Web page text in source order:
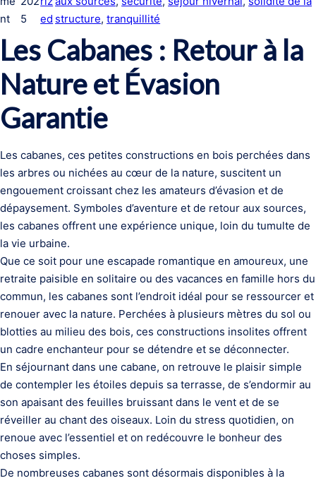
nt
5
ed structure, tranquillité
Les Cabanes : Retour à la
Nature et Évasion
Garantie
Les cabanes, ces petites constructions en bois perchées dans
les arbres ou nichées au cœur de la nature, suscitent un
engouement croissant chez les amateurs d’évasion et de
dépaysement. Symboles d’aventure et de retour aux sources,
les cabanes offrent une expérience unique, loin du tumulte de
la vie urbaine.
Que ce soit pour une escapade romantique en amoureux, une
retraite paisible en solitaire ou des vacances en famille hors du
commun, les cabanes sont l’endroit idéal pour se ressourcer et
renouer avec la nature. Perchées à plusieurs mètres du sol ou
blotties au milieu des bois, ces constructions insolites offrent
un cadre enchanteur pour se détendre et se déconnecter.
En séjournant dans une cabane, on retrouve le plaisir simple
de contempler les étoiles depuis sa terrasse, de s’endormir au
son apaisant des feuilles bruissant dans le vent et de se
réveiller au chant des oiseaux. Loin du stress quotidien, on
renoue avec l’essentiel et on redécouvre le bonheur des
choses simples.
De nombreuses cabanes sont désormais disponibles à la